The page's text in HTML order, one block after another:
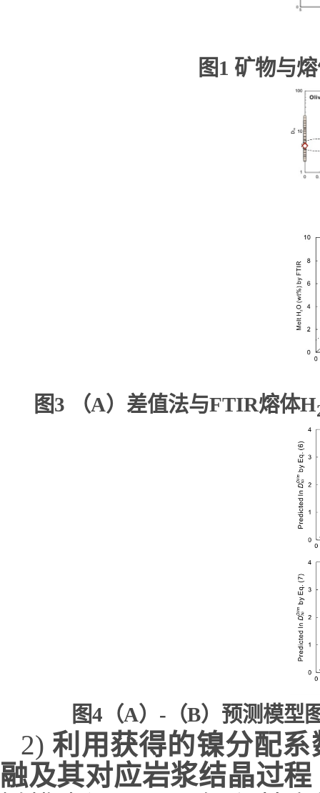
图1 矿物与
图3 （A）差值法与FTIR熔体H
图4 （A） - （B）预测模型
2) 利用获得的镍分配
融及其对应岩浆结晶过程